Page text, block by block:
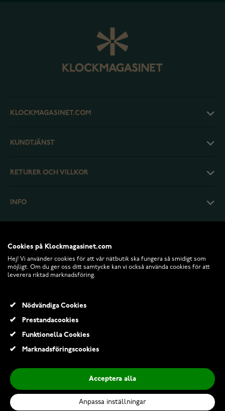
KLOCKMAGASINET.COM
KUNDTJÄNST
RETURER OCH VILLKOR
INFO
© 2026 Klockmagasinet.com
Lägg till i kundvagn
Cookies på Klockmagasinet.com
Hej! Vi använder cookies för att vår nätbutik ska fungera så smidigt som
möjligt. Om du ger oss ditt samtycke kan vi också använda cookies för att
leverera riktad marknadsföring.
Nödvändiga Cookies
Prestandacookies
Funktionella Cookies
Marknadsföringscookies
Acceptera alla
Anpassa inställningar